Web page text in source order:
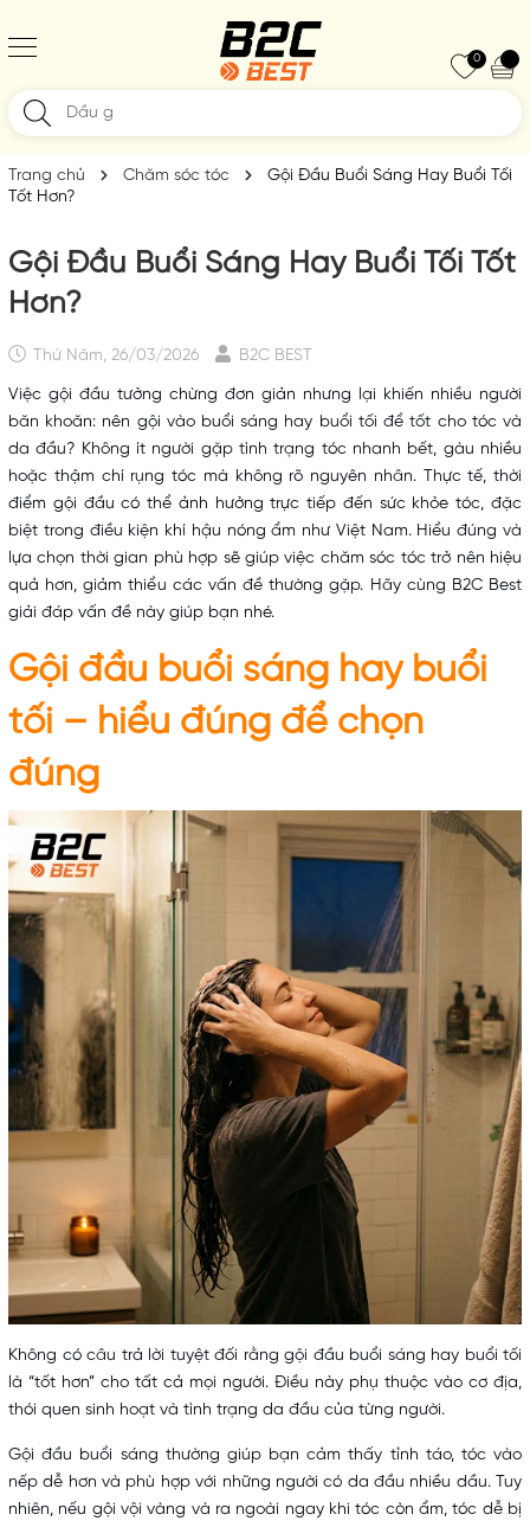
0
Trang chủ Chăm sóc tóc
Gội Đầu Buổi Sáng Hay Buổi Tối
Tốt Hơn?
Gội Đầu Buổi Sáng Hay Buổi Tối Tốt
Hơn?
Thứ Năm, 26/03/2026 B2C BEST
Việc gội đầu tưởng chừng đơn giản nhưng lại khiến nhiều người
băn khoăn: nên gội vào buổi sáng hay buổi tối để tốt cho tóc và
da đầu? Không ít người gặp tình trạng tóc nhanh bết, gàu nhiều
hoặc thậm chí rụng tóc mà không rõ nguyên nhân. Thực tế, thời
điểm gội đầu có thể ảnh hưởng trực tiếp đến sức khỏe tóc, đặc
biệt trong điều kiện khí hậu nóng ẩm như Việt Nam. Hiểu đúng và
lựa chọn thời gian phù hợp sẽ giúp việc chăm sóc tóc trở nên hiệu
quả hơn, giảm thiểu các vấn đề thường gặp. Hãy cùng B2C Best
giải đáp vấn đề này giúp bạn nhé.
Gội đầu buổi sáng hay buổi
tối – hiểu đúng để chọn
đúng
Không có câu trả lời tuyệt đối rằng gội đầu buổi sáng hay buổi tối
là “tốt hơn” cho tất cả mọi người. Điều này phụ thuộc vào cơ địa,
thói quen sinh hoạt và tình trạng da đầu của từng người.
Gội đầu buổi sáng thường giúp bạn cảm thấy tỉnh táo, tóc vào
nếp dễ hơn và phù hợp với những người có da đầu nhiều dầu. Tuy
nhiên, nếu gội vội vàng và ra ngoài ngay khi tóc còn ẩm, tóc dễ bị